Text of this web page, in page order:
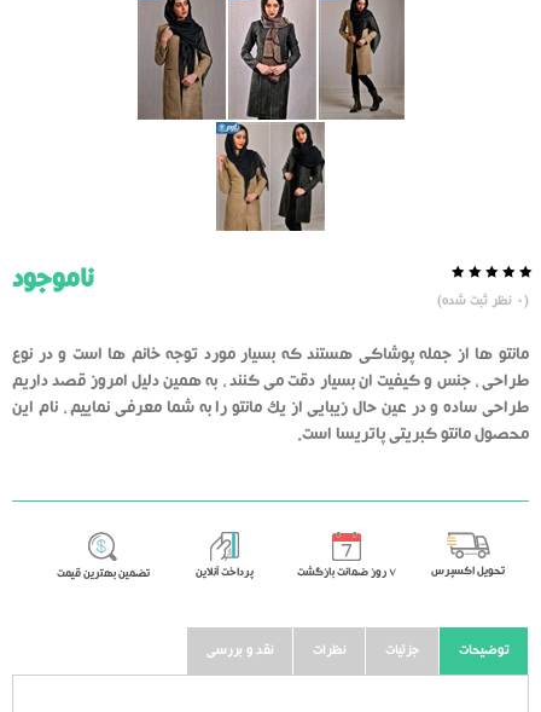
از
50
رای
دهنده
(
0 نظر ثبت شده)
ناموجود
مانتو ها از جمله پوشاکی هستند که بسیار مورد توجه خانم ها است و در نوع
طراحی ، جنس و کیفیت ان بسیار دقت می کنند ، به همین دلیل امروز قصد داریم
طراحی ساده و در عین حال زیبایی از یک مانتو را به شما معرفی نماییم ، نام این
محصول مانتو کبریتی پاتریسا است.
تحویل اکسپرس ٧ روز ضمانت بازگشت پرداخت آنلاین تضمین بهترین قیمت
توضیحات جزئیات نظرات نقد و بررسی